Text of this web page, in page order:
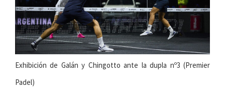
Exhibición de Galán y Chingotto ante la dupla nº3 (Premier
Padel)